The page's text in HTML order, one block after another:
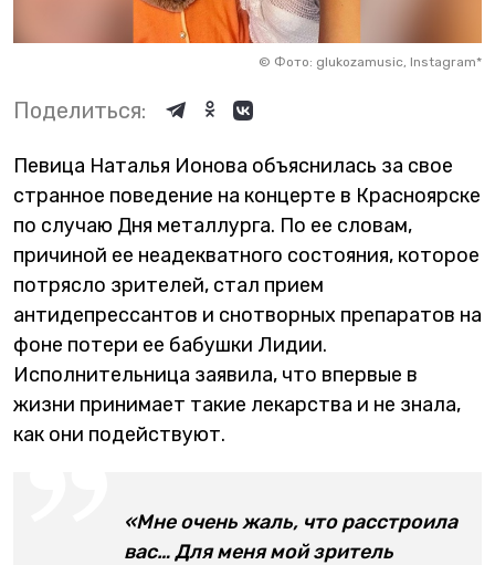
© Фото: glukozamusic, Instagram*
Поделиться:
Певица Наталья Ионова объяснилась за свое
странное поведение на концерте в Красноярске
по случаю Дня металлурга. По ее словам,
причиной ее неадекватного состояния, которое
потрясло зрителей, стал прием
антидепрессантов и снотворных препаратов на
фоне потери ее бабушки Лидии.
Исполнительница заявила, что впервые в
жизни принимает такие лекарства и не знала,
как они подействуют.
«Мне очень жаль, что расстроила
вас… Для меня мой зритель